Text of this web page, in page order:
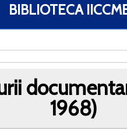
BIBLIOTECA
1968)